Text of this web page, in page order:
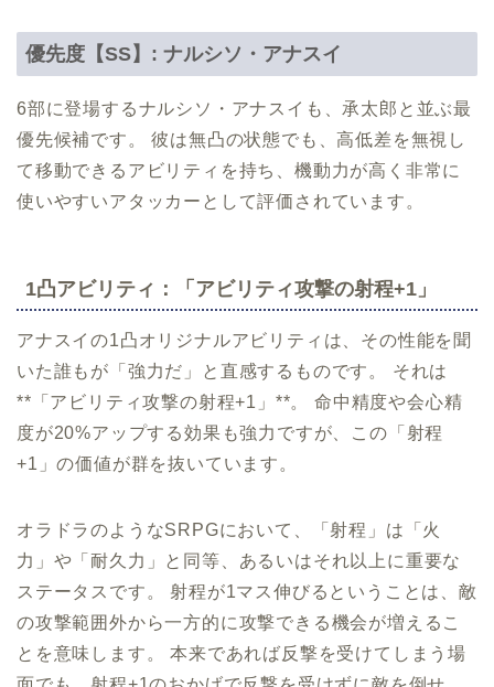
優先度【SS】: ナルシソ・アナスイ
6部に登場するナルシソ・アナスイも、承太郎と並ぶ最
優先候補です。 彼は無凸の状態でも、高低差を無視し
て移動できるアビリティを持ち、機動力が高く非常に
使いやすいアタッカーとして評価されています。
1凸アビリティ：「アビリティ攻撃の射程+1」
アナスイの1凸オリジナルアビリティは、その性能を聞
いた誰もが「強力だ」と直感するものです。 それは
**「アビリティ攻撃の射程+1」**。 命中精度や会心精
度が20%アップする効果も強力ですが、この「射程
+1」の価値が群を抜いています。
オラドラのようなSRPGにおいて、「射程」は「火
力」や「耐久力」と同等、あるいはそれ以上に重要な
ステータスです。 射程が1マス伸びるということは、敵
の攻撃範囲外から一方的に攻撃できる機会が増えるこ
とを意味します。 本来であれば反撃を受けてしまう場